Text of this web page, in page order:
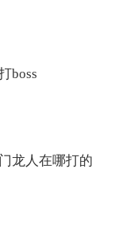
boss
龙人在哪打的